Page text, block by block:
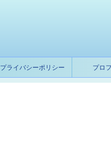
プライバシーポリシー プロ